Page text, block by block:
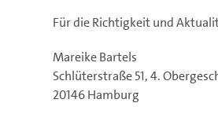
Für die Richtigkeit und
Mareike Bartels
Schlüterstraße 51, 4.
20146 Hamburg